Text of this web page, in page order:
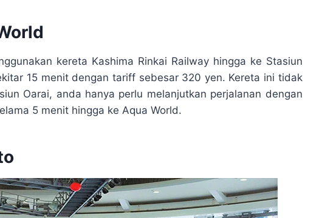
kereta Kashima Rinkai Railway hingga ke Stasiun
15 menit dengan tariff sebesar 320 yen. Kereta ini tidak
Oarai, anda hanya perlu melanjutkan perjalanan dengan
5 menit hingga ke Aqua World.